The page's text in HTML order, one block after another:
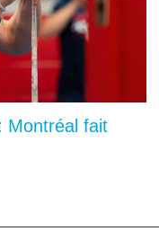
Montréal fait